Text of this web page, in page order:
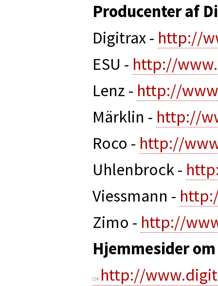
Producenter af
Digitrax - http://
ESU - http://
Lenz - http://
Märklin - http://
Roco - http://
Uhlenbrock -
Viessmann -
Zimo - http://
Hjemmesider
http://